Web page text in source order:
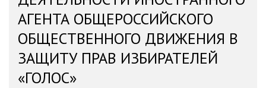
АГЕНТА ОБЩЕРОССИЙСКОГО
ОБЩЕСТВЕННОГО ДВИЖЕНИЯ В
ЗАЩИТУ ПРАВ ИЗБИРАТЕЛЕЙ
«ГОЛОС»